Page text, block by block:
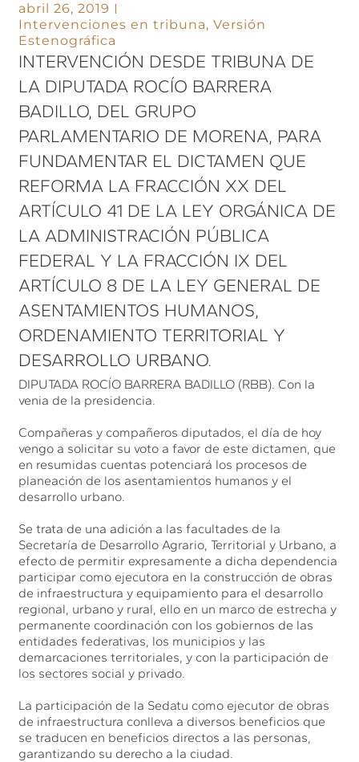
abril 26, 2019
Intervenciones en tribuna,Versión
Estenográfica
INTERVENCIÓN DESDE TRIBUNA DE
LA DIPUTADA ROCÍO BARRERA
BADILLO, DEL GRUPO
PARLAMENTARIO DE MORENA, PARA
FUNDAMENTAR EL DICTAMEN QUE
REFORMA LA FRACCIÓN XX DEL
ARTÍCULO 41 DE LA LEY ORGÁNICA DE
LA ADMINISTRACIÓN PÚBLICA
FEDERAL Y LA FRACCIÓN IX DEL
ARTÍCULO 8 DE LA LEY GENERAL DE
ASENTAMIENTOS HUMANOS,
ORDENAMIENTO TERRITORIAL Y
DESARROLLO URBANO.
DIPUTADA ROCÍO BARRERA BADILLO (RBB). Con la
venia de la presidencia.
Compañeras y compañeros diputados, el día de hoy
vengo a solicitar su voto a favor de este dictamen, que
en resumidas cuentas potenciará los procesos de
planeación de los asentamientos humanos y el
desarrollo urbano.
Se trata de una adición a las facultades de la
Secretaría de Desarrollo Agrario, Territorial y Urbano, a
efecto de permitir expresamente a dicha dependencia
participar como ejecutora en la construcción de obras
de infraestructura y equipamiento para el desarrollo
regional, urbano y rural, ello en un marco de estrecha y
permanente coordinación con los gobiernos de las
entidades federativas, los municipios y las
demarcaciones territoriales, y con la participación de
los sectores social y privado.
La participación de la Sedatu como ejecutor de obras
de infraestructura conlleva a diversos beneficios que
se traducen en beneficios directos a las personas,
garantizando su derecho a la ciudad.